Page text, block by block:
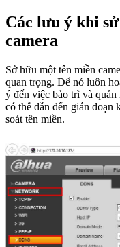
Các lưu ý khi
camera
Sở hữu một tên miền
quan trọng. Để nó luôn
ý đến việc bảo trì và
có thể dẫn đến gián đoạn
soát tên miền.